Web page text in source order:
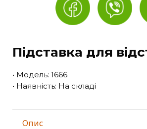
Підставка для
• Модель: 1666
• Наявність: На складі
Опис